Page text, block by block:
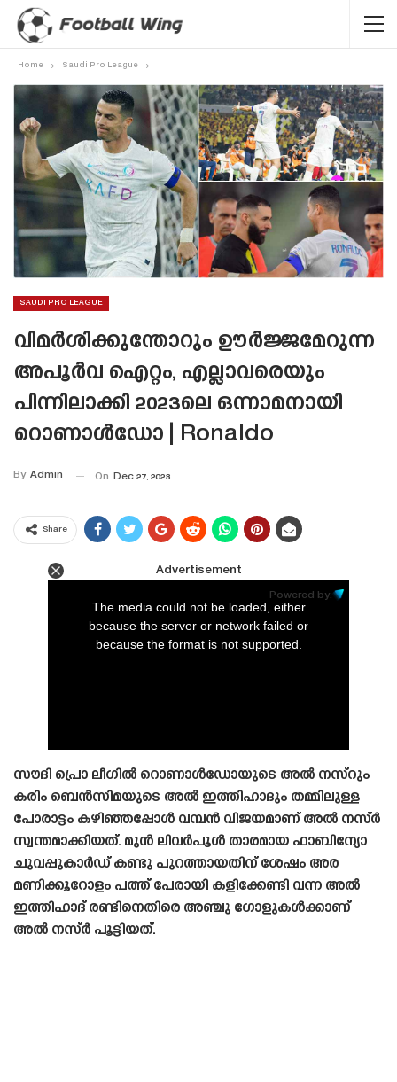
Home Saudi Pro League
SAUDI PRO LEAGUE
വിമർശിക്കുന്തോറും ഊർജ്ജമേറുന്ന
അപൂർവ ഐറ്റം, എല്ലാവരെയും
പിന്നിലാക്കി 2023ലെ ഒന്നാമനായി
റൊണാൾഡോ | Ronaldo
By Admin On Dec 27, 2023
Share
Advertisement
Powered by:
The media could not be loaded, either
because the server or network failed or
because the format is not supported.
സൗദി പ്രൊ ലീഗിൽ റൊണാൾഡോയുടെ അൽ നസ്‌റും
കരിം ബെൻസിമയുടെ അൽ ഇത്തിഹാദും തമ്മിലുള്ള
പോരാട്ടം കഴിഞ്ഞപ്പോൾ വമ്പൻ വിജയമാണ് അൽ നസ്ർ
സ്വന്തമാക്കിയത്. മുൻ ലിവർപൂൾ താരമായ ഫാബിന്യോ
ചുവപ്പുകാർഡ് കണ്ടു പുറത്തായതിന് ശേഷം അര
മണിക്കൂറോളം പത്ത് പേരായി കളിക്കേണ്ടി വന്ന അൽ
ഇത്തിഹാദ് രണ്ടിനെതിരെ അഞ്ചു ഗോളുകൾക്കാണ്
അൽ നസ്ർ പൂട്ടിയത്.